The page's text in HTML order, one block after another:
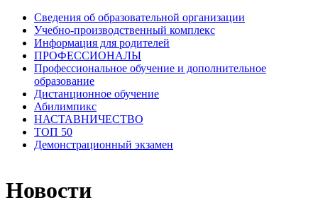
Сведения об образовательной организации
Учебно-производственный комплекс
Информация для родителей
ПРОФЕССИОНАЛЫ
Профессиональное обучение и дополнительное
образование
Дистанционное обучение
Абилимпикс
НАСТАВНИЧЕСТВО
ТОП 50
Демонстрационный экзамен
Новости